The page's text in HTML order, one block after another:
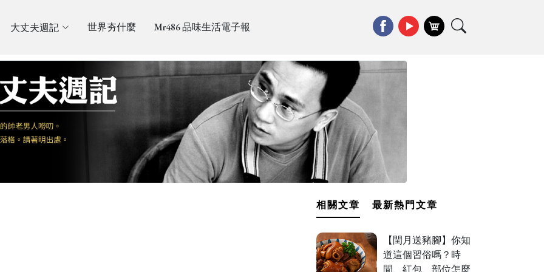
大丈夫週記 世界夯什麼 Mr486 品味生活電子報
相關文章 最新熱門文章
【閏月送豬腳】你知
道這個習俗嗎？時
間、紅包、部位怎麼